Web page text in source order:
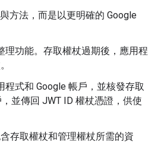
方法，而是以更明確的 Google
功能。存取權杖過期後，應用程
式和 Google 帳戶，並核發存取
並傳回 JWT ID 權杖憑證，供使
含存取權杖和管理權杖所需的資